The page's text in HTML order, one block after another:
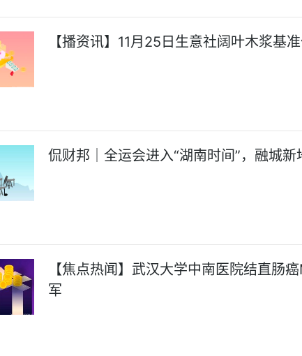
【播资讯】11月25日生意社阔叶木浆基
侃财邦｜全运会进入“湖南时间”，融城
【焦点热闻】武汉大学中南医院结直肠
军